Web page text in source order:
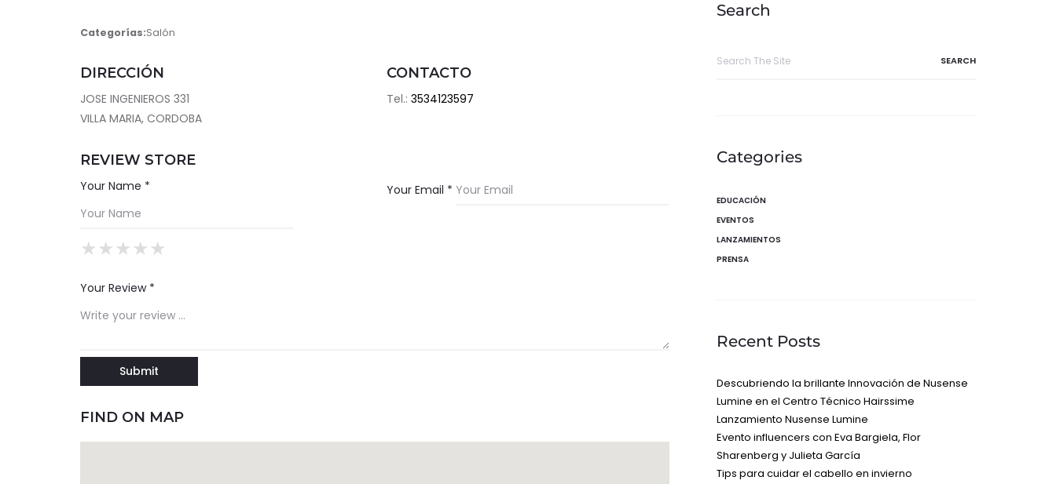
Categorías:Salón
DIRECCIÓN
JOSE INGENIEROS 331
VILLA MARIA, CORDOBA
CONTACTO
Tel.: 3534123597
REVIEW STORE
Your Name * Your Email *
★
★★
★★★
★★★★
★★★★★
Your Review *
FIND ON MAP
Search
Categories
EDUCACIÓN
EVENTOS
LANZAMIENTOS
PRENSA
Recent Posts
Descubriendo la brillante Innovación de Nusense
Lumine en el Centro Técnico Hairssime
Lanzamiento Nusense Lumine
Evento influencers con Eva Bargiela, Flor
Sharenberg y Julieta García
Tips para cuidar el cabello en invierno